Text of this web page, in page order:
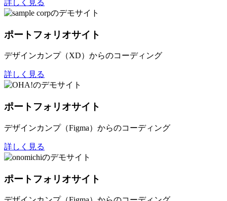
詳しく見る
ポートフォリオサイト
デザインカンプ（XD）からのコーディング
詳しく見る
ポートフォリオサイト
デザインカンプ（Figma）からのコーディング
詳しく見る
ポートフォリオサイト